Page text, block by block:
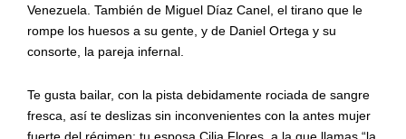
Venezuela. También de Miguel Díaz Canel, el tirano que le
rompe los huesos a su gente, y de Daniel Ortega y su
consorte, la pareja infernal.
Te gusta bailar, con la pista debidamente rociada de sangre
fresca, así te deslizas sin inconvenientes con la antes mujer